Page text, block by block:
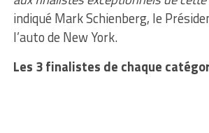
indiqué Mark Schienberg, le
l’auto de New York.
Les 3 finalistes de chaque